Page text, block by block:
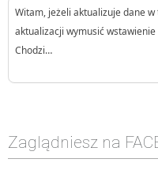
Witam, jeżeli aktualizuje dane
aktualizacji wymusić
Chodzi…
Zaglądniesz na